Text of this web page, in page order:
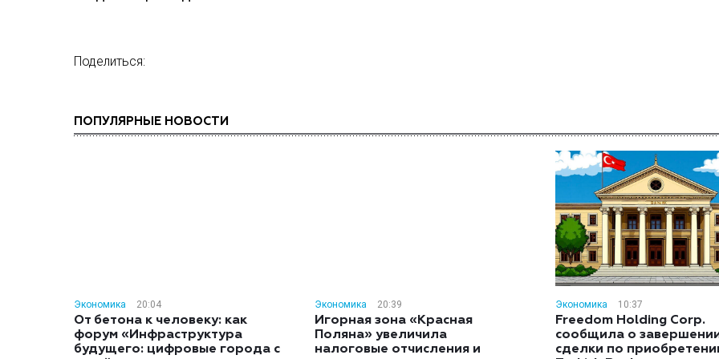
Поделиться:
ПОПУЛЯРНЫЕ НОВОСТИ
Экономика 20:04
От бетона к человеку: как
форум «Инфраструктура
будущего: цифровые города с
Экономика 20:39
Игорная зона «Красная
Поляна» увеличила
налоговые отчисления и
Экономика 10:37
Freedom Holding Corp.
сообщила о
сделки по